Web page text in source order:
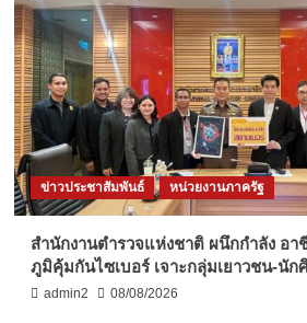
ข่าวประชาสัมพันธ์ หน่วยงานภาครัฐ
สำนักงานตำรวจแห่งชาติ ผนึกกำลัง อา
ภูมิคุ้มกันไซเบอร์ เจาะกลุ่มเยาวชน-นั
admin2 08/08/2026